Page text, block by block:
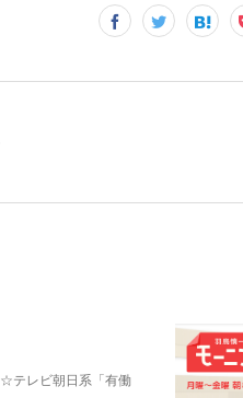
テレビ朝日系「有働